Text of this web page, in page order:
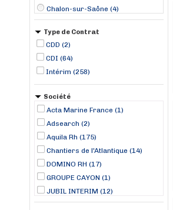
Chalon-sur-Saône (4)
Crolles (4)
Dunkerque (4)
Saint-Romans (4)
Andrézieux (3)
Beaune (3)
Type de Contrat
CDD (2)
CDI (64)
Intérim (258)
Société
Acta Marine France (1)
Adsearch (2)
Aquila Rh (175)
Chantiers de l'Atlantique (14)
DOMINO RH (17)
GROUPE CAYON (1)
JUBIL INTERIM (12)
LD TIDE (1)